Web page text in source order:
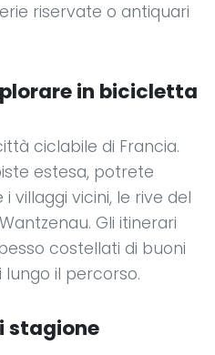
riservate o antiquari
in bicicletta
ciclabile di Francia.
estesa, potrete
villaggi vicini, le rive del
Gli itinerari
costellati di buoni
il percorso.
stagione